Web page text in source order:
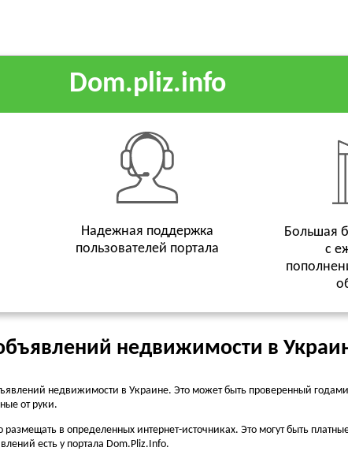
Dom.pliz.info
Надежная поддержка
пользователей портала
Большая
с
недвижимости в
недвижимости в Украине. Это может быть проверенный
от руки.
в определенных интернет-источниках. Это могут быть
есть у портала Dom.Pliz.Info.